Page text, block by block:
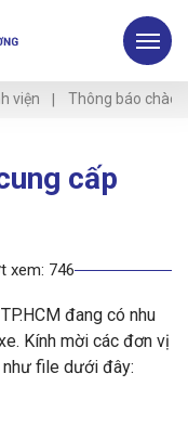
viện Thông báo chào
cấp
xem: 746
đang có nhu
Kính mời các đơn vị
file dưới đây: